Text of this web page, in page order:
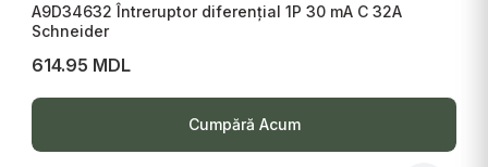
A9D34632 Întreruptor diferențial 1P 30 mA C 32A
Schneider
614.95 MDL
Cumpără Acum